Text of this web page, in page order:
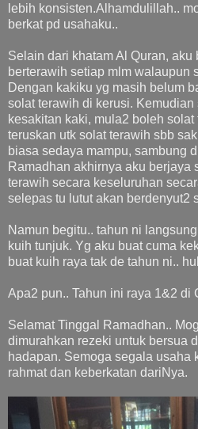
lebih konsisten.Alhamdulillah..
berkat pd usahaku..
Selain dari khatam Al Quran, aku
berterawih setiap mlm walaupun
Dengan kakiku yg masih belum
solat terawih di kerusi.
kesakitan kaki, mula2 boleh
teruskan utk solat terawih sbb
biasa sedaya mampu, sambung
Ramadhan akhirnya aku berjaya
terawih secara keseluruhan
selepas tu lutut akan berdenyut2
Namun begitu.. tahun ni
kuih tunjuk. Yg aku buat cuma
buat kuih raya tak de tahun ni..
Apa2 pun.. Tahun ini raya 1&2 di
Selamat Tinggal Ramadhan..
dimurahkan rezeki untuk bersua
hadapan. Semoga segala usaha
rahmat dan keberkatan dariNya.